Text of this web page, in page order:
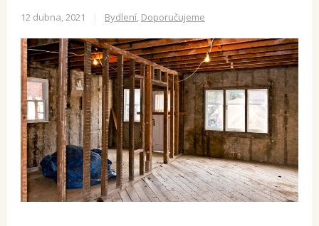
12 dubna, 2021 Bydlení, Doporučujeme